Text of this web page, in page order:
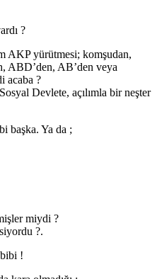
?
AKP yürütmesi; komşudan,
ABD’den, AB’den veya
acaba ?
Devlete, açılımla bir neşter
başka. Ya da ;
miydi ?
?.
!